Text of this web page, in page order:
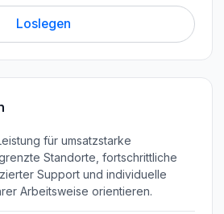
Loslegen
für umsatzstarke
Standorte, fortschrittliche
Support und individuelle
Arbeitsweise orientieren.